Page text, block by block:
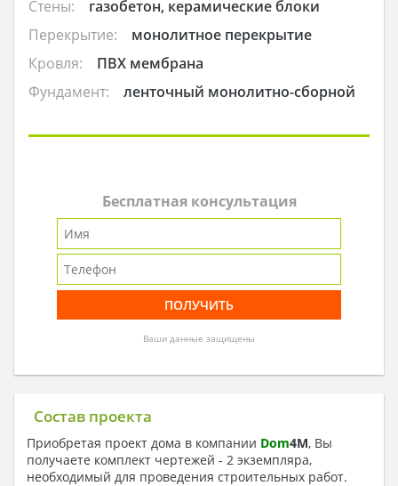
Стены:
газобетон, керамические блоки
Перекрытие:
монолитное перекрытие
Кровля:
ПВХ мембрана
Фундамент:
ленточный монолитно-сборной
Бесплатная консультация
Ваши данные защищены
Состав проекта
Приобретая проект дома в компании Dom4M, Вы
получаете комплект чертежей - 2 экземпляра,
необходимый для проведения строительных работ.